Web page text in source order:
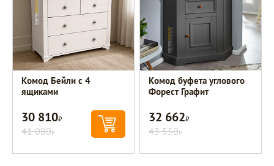
Комод Бейли с 4
ящиками
30 810Р
41 080Р
Комод буфета углового
Форест Графит
32 662Р
43 550Р